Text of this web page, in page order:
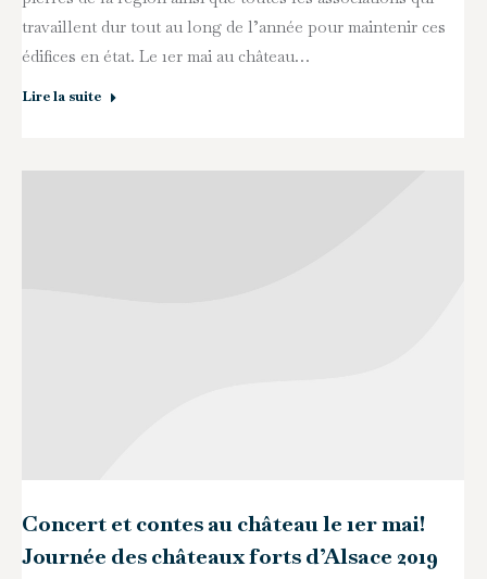
travaillent dur tout au long de l’année pour maintenir ces
édifices en état. Le 1er mai au château…
Lire la suite
Concert et contes au château le 1er mai!
Journée des châteaux forts d’Alsace 2019